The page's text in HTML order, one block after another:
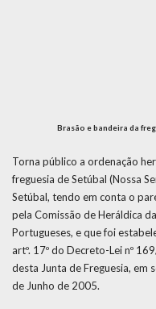
Brasão e bandeira da
Torna público a ordenação
freguesia de Setúbal (Nossa
Setúbal, tendo em conta o
pela Comissão de Heráldica
Portugueses, e que foi
artº. 17º do Decreto-Lei nº
desta Junta de Freguesia, em
de Junho de 2005.